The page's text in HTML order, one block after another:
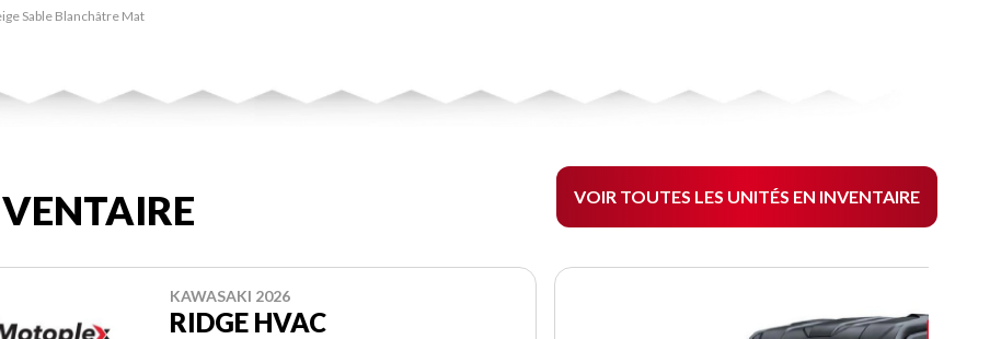
Sable Blanchâtre Mat
VOIR TOUTES LES UNITÉS EN INVENTAIRE
KAWASAKI 2026
RIDGE HVAC